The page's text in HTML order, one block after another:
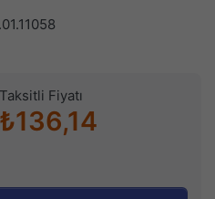
Taksitli Fiyatı
₺136,14